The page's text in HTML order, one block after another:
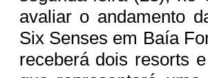
avaliar o andamento
Six Senses em Baía
receberá dois resorts